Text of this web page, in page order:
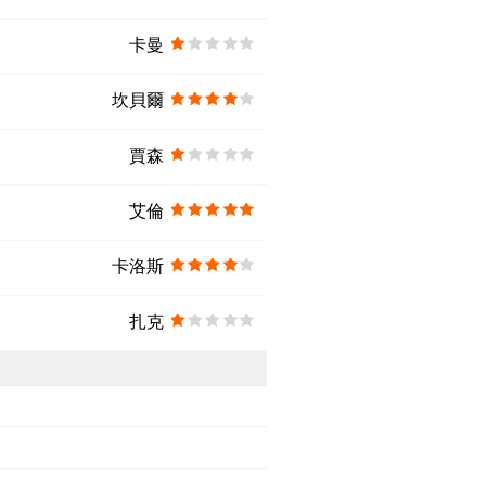
卡曼
坎貝爾
賈森
艾倫
卡洛斯
扎克